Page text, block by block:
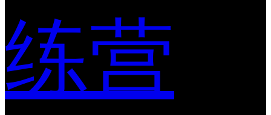
练营